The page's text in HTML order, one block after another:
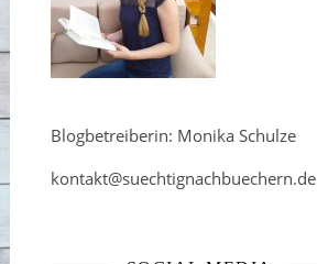
Blogbetreiberin: Monika Schulze
kontakt@suechtignachbuechern.de